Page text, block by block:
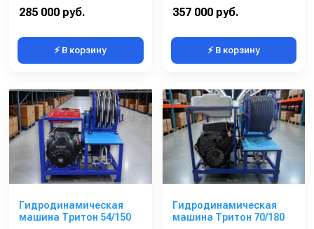
285 000 руб.
⚡ В корзину
357 000 руб.
⚡ В корзину
Гидродинамическая
машина Тритон 54/150
Гидродинамическая
машина Тритон 70/180